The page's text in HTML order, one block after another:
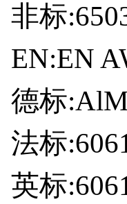
非标
EN:EN
德标
法标
英标